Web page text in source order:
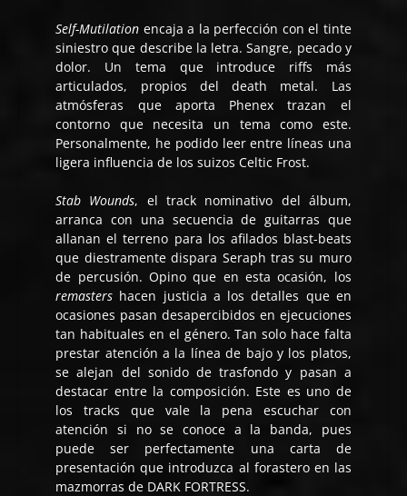
Self-Mutilation encaja a la perfección con el tinte
siniestro que describe la letra. Sangre, pecado y
dolor. Un tema que introduce riffs más
articulados, propios del death metal. Las
atmósferas que aporta Phenex trazan el
contorno que necesita un tema como este.
Personalmente, he podido leer entre líneas una
ligera influencia de los suizos Celtic Frost.
Stab Wounds, el track nominativo del álbum,
arranca con una secuencia de guitarras que
allanan el terreno para los afilados blast-beats
que diestramente dispara Seraph tras su muro
de percusión. Opino que en esta ocasión, los
remasters hacen justicia a los detalles que en
ocasiones pasan desapercibidos en ejecuciones
tan habituales en el género. Tan solo hace falta
prestar atención a la línea de bajo y los platos,
se alejan del sonido de trasfondo y pasan a
destacar entre la composición. Este es uno de
los tracks que vale la pena escuchar con
atención si no se conoce a la banda, pues
puede ser perfectamente una carta de
presentación que introduzca al forastero en las
mazmorras de DARK FORTRESS.